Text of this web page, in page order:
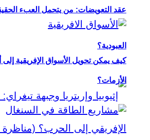
عقد التعويضات: من يتحمل العبء
العبودية؟
كيف يمكن تحويل الأسواق الإفريقية
الأزمات؟